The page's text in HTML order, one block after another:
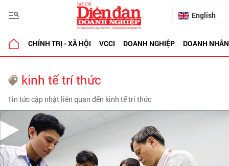
English
CHÍNH TRỊ - XÃ HỘI VCCI DOANH NGHIỆP DOANH NHÂN
kinh tế trí thức
Tin tức cập nhật liên quan đến kinh tế trí thức